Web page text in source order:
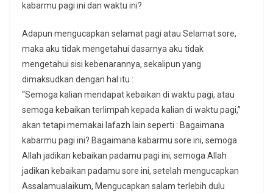
kabarmu pagi ini dan waktu ini?
Adapun mengucapkan selamat pagi atau Selamat sore,
maka aku tidak mengetahui dasarnya aku tidak
mengetahui sisi kebenarannya, sekalipun yang
dimaksudkan dengan hal itu :
“Semoga kalian mendapat kebaikan di waktu pagi, atau
semoga kebaikan terlimpah kepada kalian di waktu pagi,”
akan tetapi memakai lafazh lain seperti : Bagaimana
kabarmu pagi ini? Bagaimana kabarmu sore ini, semoga
Allah jadikan kebaikan padamu pagi ini, semoga Allah
jadikan kebaikan padamu sore ini, setelah mengucapkan
Assalamualaikum, Mengucapkan salam terlebih dulu